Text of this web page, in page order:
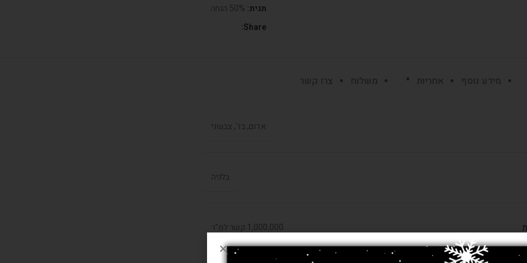
תגית: 50% הנחה
Share:
מידע נוסף אחריות משלוח צרו קשר
אדום, בז', צבעוני
בלגיה
1,000,000 קשר למ"ר